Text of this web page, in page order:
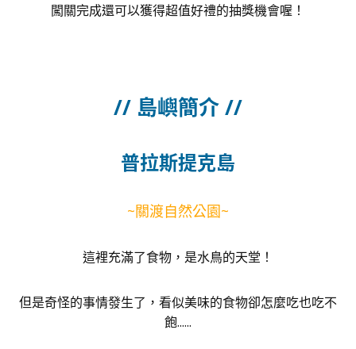
闖關完成還可以獲得超值好禮的抽獎機會喔！
// 島嶼簡介 //
普拉斯提克島
~關渡自然公園~
這裡充滿了食物，是水鳥的天堂！
但是奇怪的事情發生了，看似美味的食物卻怎麼吃也吃不
飽......